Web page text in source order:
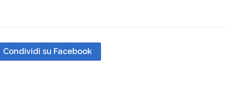
Condividi su Facebook